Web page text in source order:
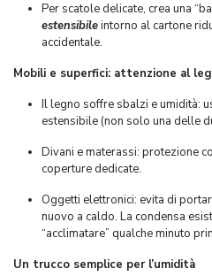
Per scatole delicate, crea una
estensibileintorno al cartone
accidentale.
Mobili e superfici: attenzione al
Il legno soffre sbalzi e umidità:
estensibile (non solo una delle
Divani e materassi: protezione
coperture dedicate.
Oggetti elettronici: evita di
nuovo a caldo. La condensa
“acclimatare” qualche minuto
Un trucco semplice per l’umidità